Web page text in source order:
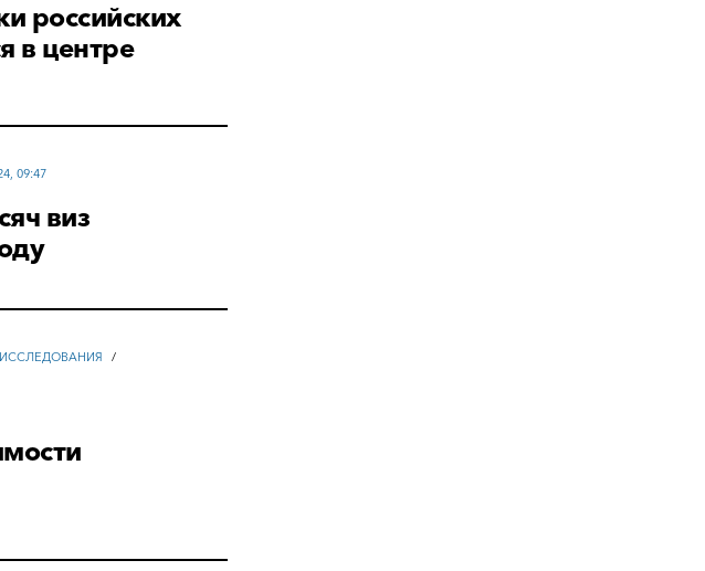
российских
в центре
09:47
виз
ИССЛЕДОВАНИЯ
/